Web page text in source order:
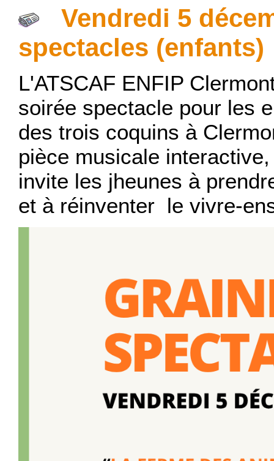
Vendredi 5
spectacles (enfants)
L'ATSCAF ENFIP
soirée spectacle pour les
des trois coquins à
pièce musicale
invite les jheunes à
et à réinventer le vivre-